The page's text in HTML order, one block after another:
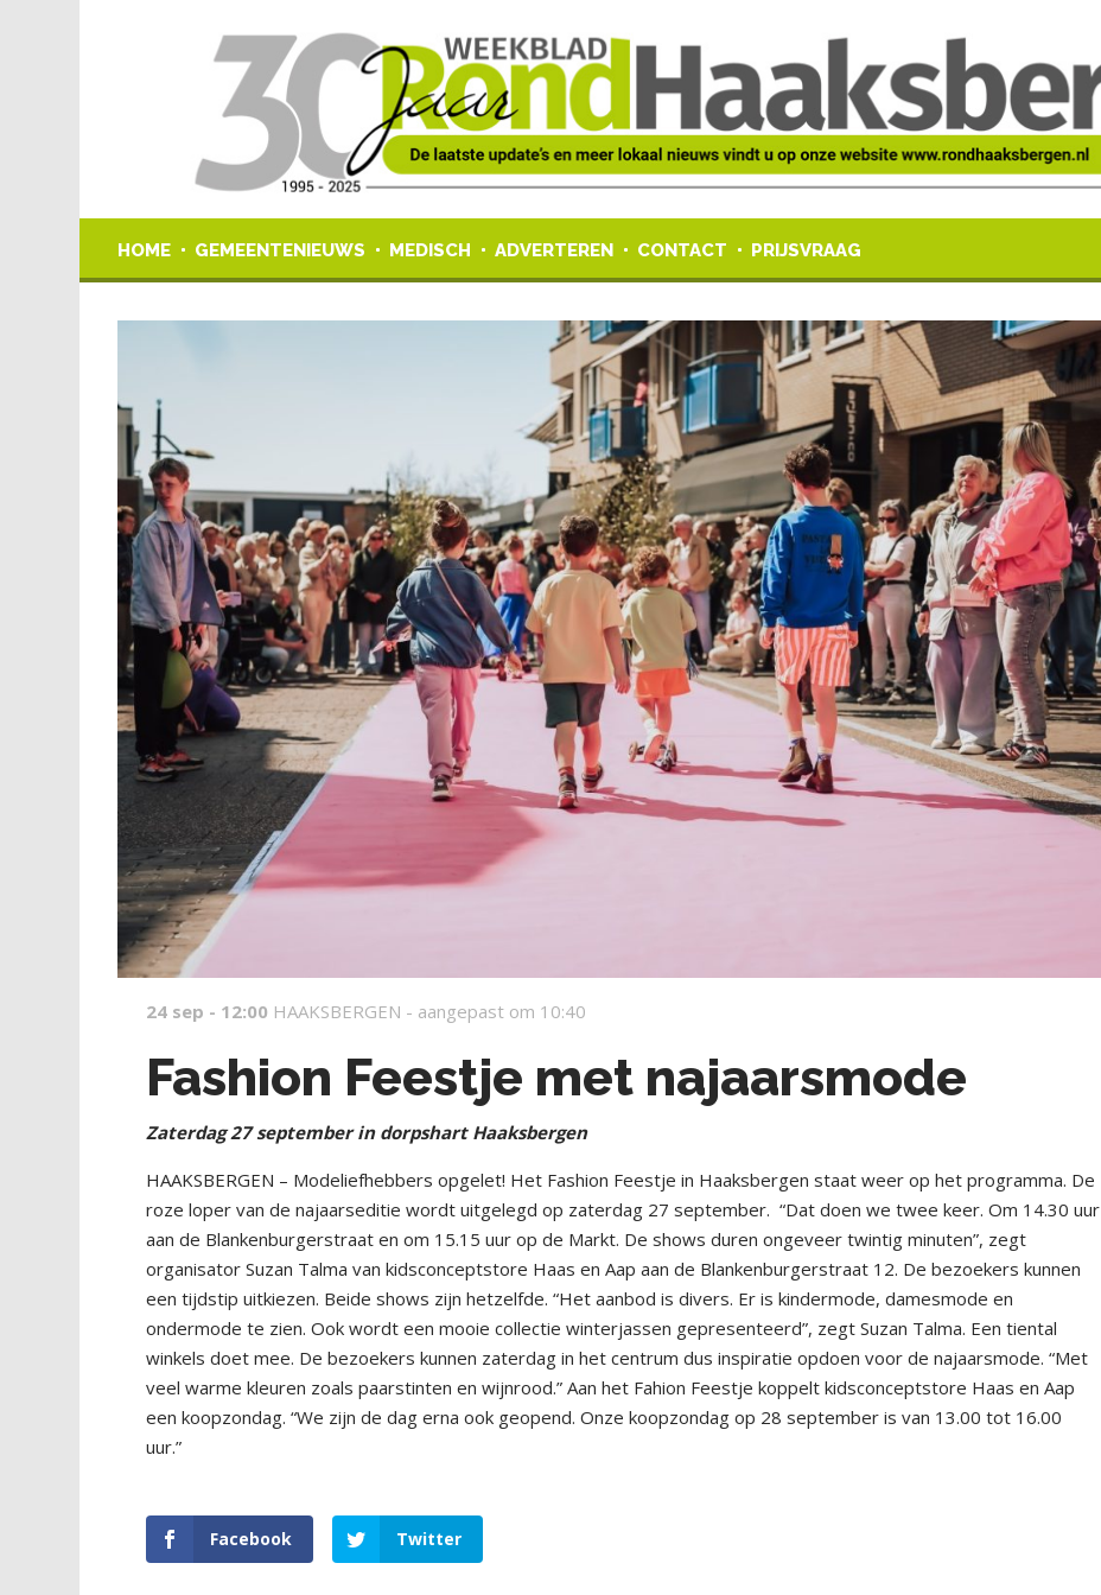
HOME GEMEENTENIEUWS MEDISCH ADVERTEREN CONTACT PRIJSVRAAG
24 sep - 12:00 HAAKSBERGEN - aangepast om 10:40
Fashion Feestje met najaarsmode
Zaterdag 27 september in dorpshart Haaksbergen
HAAKSBERGEN – Modeliefhebbers opgelet! Het Fashion Feestje in Haaksbergen staat weer op het programma. De
roze loper van de najaarseditie wordt uitgelegd op zaterdag 27 september. “Dat doen we twee keer. Om 14.30 uur
aan de Blankenburgerstraat en om 15.15 uur op de Markt. De shows duren ongeveer twintig minuten”, zegt
organisator Suzan Talma van kidsconceptstore Haas en Aap aan de Blankenburgerstraat 12. De bezoekers kunnen
een tijdstip uitkiezen. Beide shows zijn hetzelfde. “Het aanbod is divers. Er is kindermode, damesmode en
ondermode te zien. Ook wordt een mooie collectie winterjassen gepresenteerd”, zegt Suzan Talma. Een tiental
winkels doet mee. De bezoekers kunnen zaterdag in het centrum dus inspiratie opdoen voor de najaarsmode. “Met
veel warme kleuren zoals paarstinten en wijnrood.” Aan het Fahion Feestje koppelt kidsconceptstore Haas en Aap
een koopzondag. “We zijn de dag erna ook geopend. Onze koopzondag op 28 september is van 13.00 tot 16.00
uur.”
Facebook Twitter